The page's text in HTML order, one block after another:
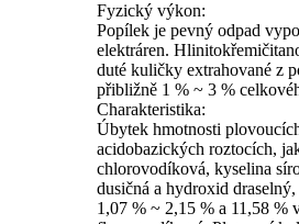
Fyzický výkon:
Popílek je pevný odpad
elektráren.
duté kuličky extrahované z
přibližně 1 % ~ 3 %
Charakteristika:
Úbytek hmotnosti
acidobazických roztocích,
chlorovodíková, kyselina
dusičná a hydroxid
1,07 % ~ 2,15 % a 11,58 %